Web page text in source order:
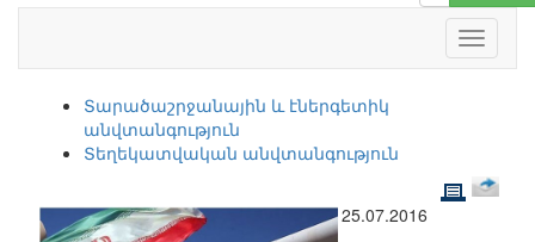
Տարածաշրջանային և էներգետիկ
անվտանգություն
Տեղեկատվական անվտանգություն
25.07.2016